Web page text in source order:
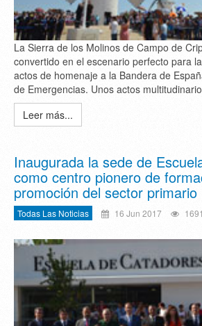
La Sierra de los Molinos de Campo de
convertido en el escenario perfecto para
actos de homenaje a la Bandera de
de Emergencias. Unos actos
Leer más...
Inaugurada la sede de
como centro pionero de
promoción del sector primario
Todas Las Noticias 16 Jun 2017